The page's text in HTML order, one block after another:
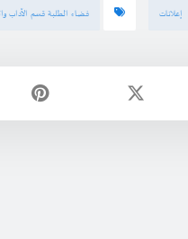
إعلانات فضاء الطلبة قسم الآداب